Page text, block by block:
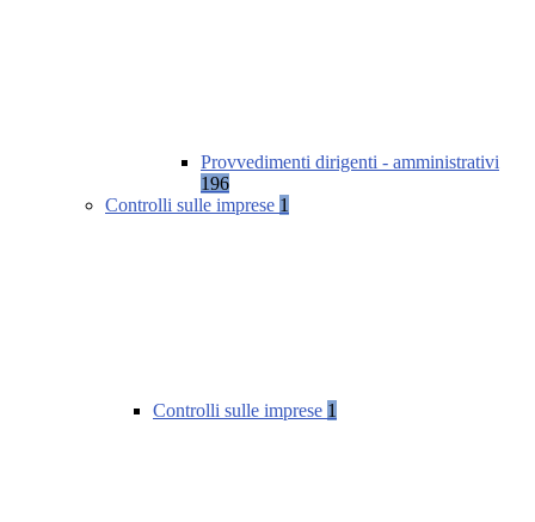
Provvedimenti dirigenti - amministrativi
196
Controlli sulle imprese 1
Controlli sulle imprese 1